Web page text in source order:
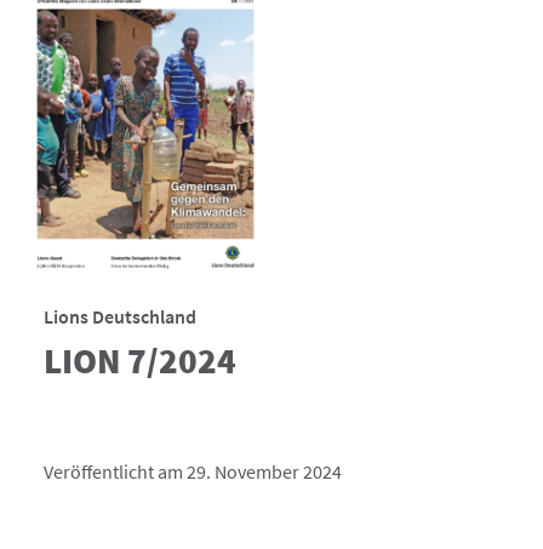
Lions Deutschland
LION 7/2024
Veröffentlicht am 29. November 2024